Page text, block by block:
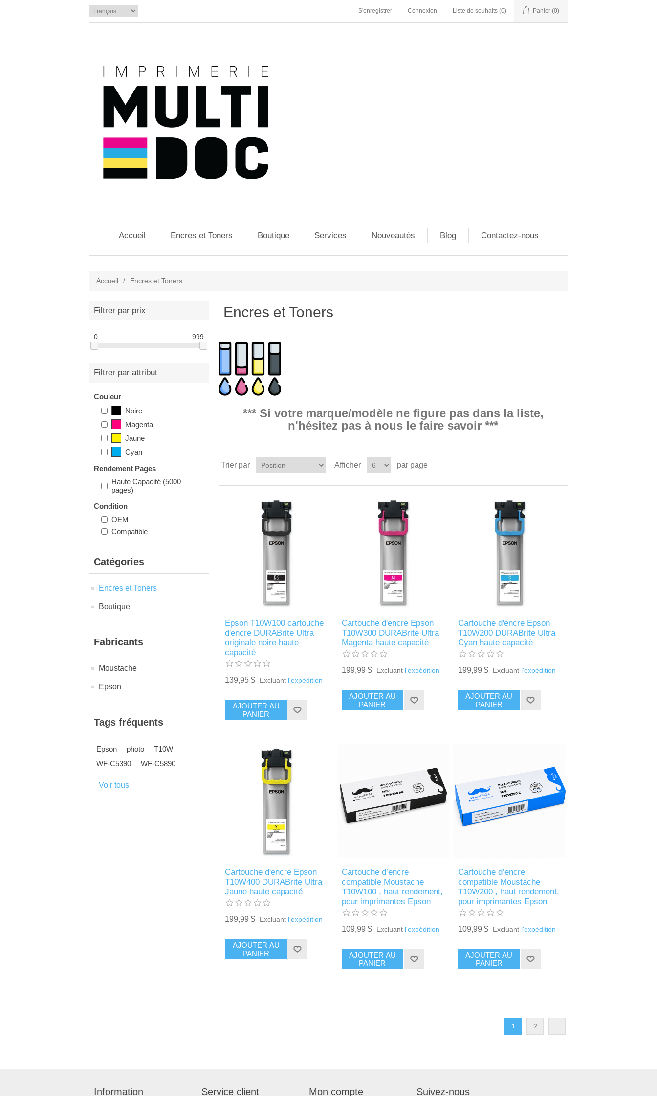
S'enregistrer Connexion Liste de souhaits (0) Panier (0)
Accueil Encres et Toners Boutique Services Nouveautés Blog Contactez-nous
Accueil / Encres et Toners
Filtrer par prix
0 999
Filtrer par attribut
Couleur
Noire
Magenta
Jaune
Cyan
Rendement Pages
Haute Capacité (5000
pages)
Condition
OEM
Compatible
Catégories
Encres et Toners
Boutique
Fabricants
Moustache
Epson
Tags fréquents
Epson photo
T10W
WF-C5390
WF-C5890
Voir tous
Encres et Toners
*** Si votre marque/modèle ne figure pas dans la liste,
n'hésitez pas à nous le faire savoir ***
Trier par Afficher par page
Epson T10W100 cartouche
d'encre DURABrite Ultra
originale noire haute
capacité
139,95 $ Excluant l'expédition
AJOUTER AU
PANIER
Cartouche d'encre Epson
T10W300 DURABrite Ultra
Magenta haute capacité
199,99 $ Excluant l'expédition
AJOUTER AU
PANIER
Cartouche d'encre Epson
T10W200 DURABrite Ultra
Cyan haute capacité
199,99 $ Excluant l'expédition
AJOUTER AU
PANIER
Cartouche d'encre Epson
T10W400 DURABrite Ultra
Jaune haute capacité
199,99 $ Excluant l'expédition
AJOUTER AU
PANIER
Cartouche d’encre
compatible Moustache
T10W100 , haut rendement,
pour imprimantes Epson
109,99 $ Excluant l'expédition
AJOUTER AU
PANIER
Cartouche d’encre
compatible Moustache
T10W200 , haut rendement,
pour imprimantes Epson
109,99 $ Excluant l'expédition
AJOUTER AU
PANIER
1 2
Information Service client Mon compte Suivez-nous